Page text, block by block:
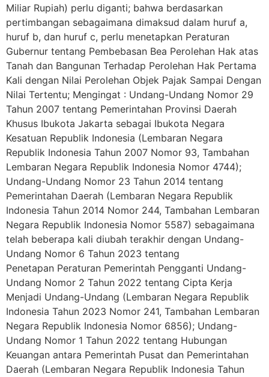
Miliar Rupiah) perlu diganti; bahwa berdasarkan
pertimbangan sebagaimana dimaksud dalam huruf a,
huruf b, dan huruf c, perlu menetapkan Peraturan
Gubernur tentang Pembebasan Bea Perolehan Hak atas
Tanah dan Bangunan Terhadap Perolehan Hak Pertama
Kali dengan Nilai Perolehan Objek Pajak Sampai Dengan
Nilai Tertentu; Mengingat : Undang-Undang Nomor 29
Tahun 2007 tentang Pemerintahan Provinsi Daerah
Khusus Ibukota Jakarta sebagai Ibukota Negara
Kesatuan Republik Indonesia (Lembaran Negara
Republik Indonesia Tahun 2007 Nomor 93, Tambahan
Lembaran Negara Republik Indonesia Nomor 4744);
Undang-Undang Nomor 23 Tahun 2014 tentang
Pemerintahan Daerah (Lembaran Negara Republik
Indonesia Tahun 2014 Nomor 244, Tambahan Lembaran
Negara Republik Indonesia Nomor 5587) sebagaimana
telah beberapa kali diubah terakhir dengan Undang-
Undang Nomor 6 Tahun 2023 tentang
Penetapan Peraturan Pemerintah Pengganti Undang-
Undang Nomor 2 Tahun 2022 tentang Cipta Kerja
Menjadi Undang-Undang (Lembaran Negara Republik
Indonesia Tahun 2023 Nomor 241, Tambahan Lembaran
Negara Republik Indonesia Nomor 6856); Undang-
Undang Nomor 1 Tahun 2022 tentang Hubungan
Keuangan antara Pemerintah Pusat dan Pemerintahan
Daerah (Lembaran Negara Republik Indonesia Tahun